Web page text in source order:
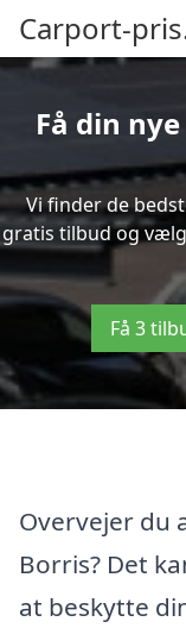
Carport-
Få din
Vi finder de
gratis tilbud og
Få 3
Overvejer du
Borris? Det
at beskytte